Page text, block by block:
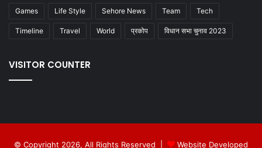
Games Life Style Sehore News Team Tech
Timeline Travel World प्रकोप विधान सभा चुनाव 2023
VISITOR COUNTER
© Copyright 2026, All Rights Reserved | Website Developed